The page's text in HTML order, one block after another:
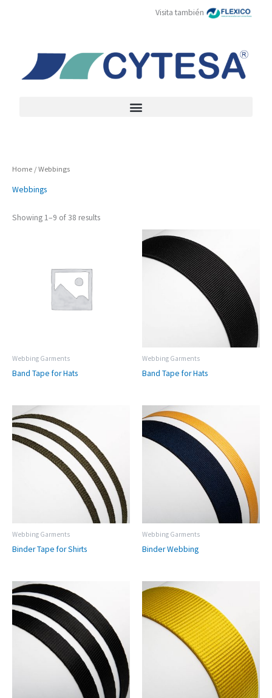
Visita también
Home / Webbings
Webbings
Showing 1–9 of 38 results
Webbing Garments
Band Tape for Hats
Webbing Garments
Band Tape for Hats
Webbing Garments
Binder Tape for Shirts
Webbing Garments
Binder Webbing